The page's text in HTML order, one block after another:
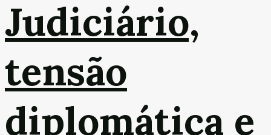
Judiciário,
tensão
diplomática e